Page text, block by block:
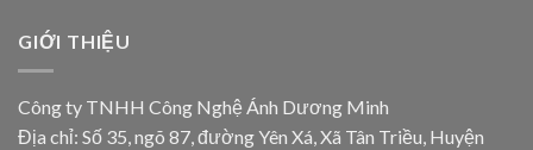
GIỚI THIỆU
Công ty TNHH Công Nghệ Ánh Dương Minh
Địa chỉ: Số 35, ngõ 87, đường Yên Xá, Xã Tân Triều, Huyện